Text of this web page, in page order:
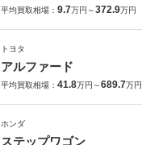
平均買取相場： 9.7万円～372.9万円
トヨタ
アルファード
平均買取相場： 41.8万円～689.7万円
ホンダ
ステップワゴン